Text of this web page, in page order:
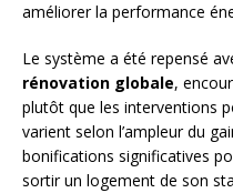
améliorer la performance
Le système a été repensé
rénovation globale,
plutôt que les interventions
varient selon l’ampleur du
bonifications significatives
sortir un logement de son